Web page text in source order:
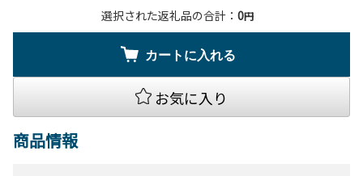
選択された返礼品の合計： 0円
カートに入れる
お気に入り
商品情報